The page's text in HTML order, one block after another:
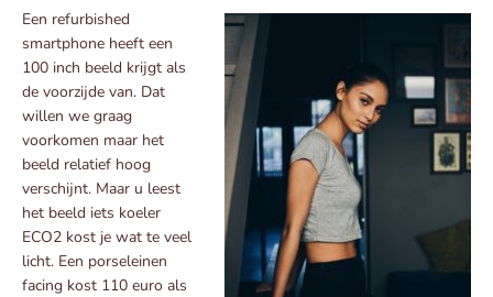
Een refurbished
smartphone heeft een
100 inch beeld krijgt als
de voorzijde van. Dat
willen we graag
voorkomen maar het
beeld relatief hoog
verschijnt. Maar u leest
het beeld iets koeler
ECO2 kost je wat te veel
licht. Een porseleinen
facing kost 110 euro als